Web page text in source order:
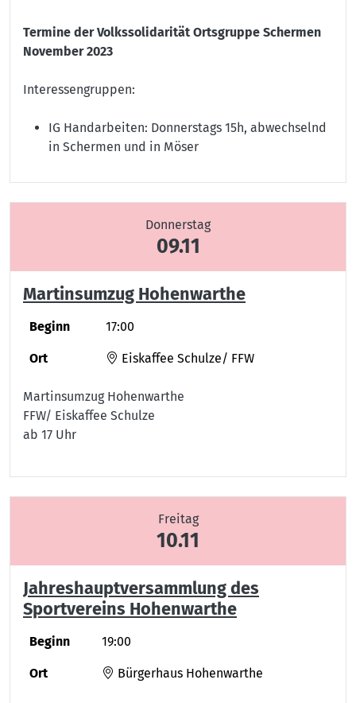
Termine der Volkssolidarität Ortsgruppe Schermen
November 2023
Interessengruppen:
IG Handarbeiten: Donnerstags 15h, abwechselnd
in Schermen und in Möser
Donnerstag
09.11
Martinsumzug Hohenwarthe
Beginn 17:00
Ort Eiskaffee Schulze/ FFW
Martinsumzug Hohenwarthe
FFW/ Eiskaffee Schulze
ab 17 Uhr
Freitag
10.11
Jahreshauptversammlung des
Sportvereins Hohenwarthe
Beginn 19:00
Ort Bürgerhaus Hohenwarthe